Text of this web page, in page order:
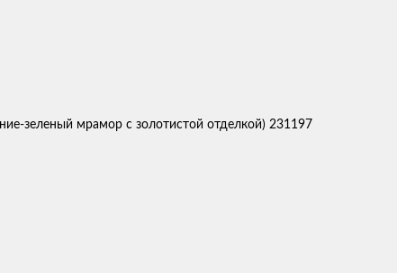
зеленый мрамор с золотистой отделкой) 231197